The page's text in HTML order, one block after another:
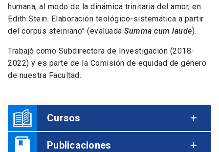
humana, al modo de la dinámica trinitaria del amor, en
Edith Stein. Elaboración teológico-sistemática a partir
del corpus steiniano” (evaluada Summa cum laude).
Trabajó como Subdirectora de Investigación (2018-
2022) y es parte de la Comisión de equidad de género
de nuestra Facultad.
Cursos
Publicaciones